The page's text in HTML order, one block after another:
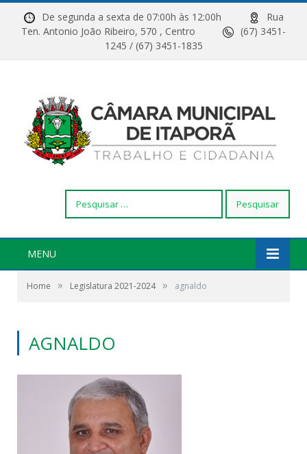
De segunda a sexta de 07:00h às 12:00h
Rua
Ten. Antonio João Ribeiro, 570 , Centro
(67) 3451-
1245 / (67) 3451-1835
por:
MENU
Home » Legislatura 2021-2024 » agnaldo
AGNALDO